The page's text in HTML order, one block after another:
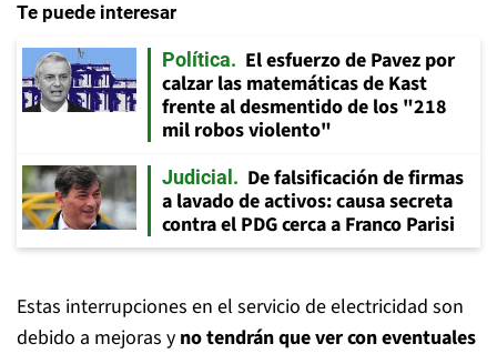
Te puede interesar
Política
El esfuerzo de Pavez por
calzar las matemáticas de Kast
frente al desmentido de los "218
mil robos violento"
Judicial
De falsificación de firmas
a lavado de activos: causa secreta
contra el PDG cerca a Franco Parisi
Estas interrupciones en el servicio de electricidad son
debido a mejoras y no tendrán que ver con eventuales